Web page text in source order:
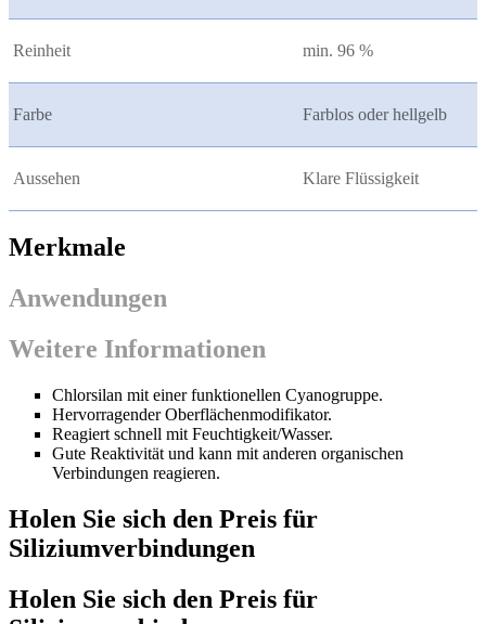
Reinheit min. 96 %
Farbe Farblos oder hellgelb
Aussehen Klare Flüssigkeit
Merkmale
Anwendungen
Weitere Informationen
Chlorsilan mit einer funktionellen Cyanogruppe.
Hervorragender Oberflächenmodifikator.
Reagiert schnell mit Feuchtigkeit/Wasser.
Gute Reaktivität und kann mit anderen organischen
Verbindungen reagieren.
Holen Sie sich den Preis für
Siliziumverbindungen
Holen Sie sich den Preis für